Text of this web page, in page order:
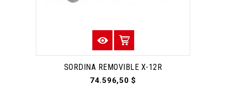
SORDINA REMOVIBLE X-12R
74.596,50 $